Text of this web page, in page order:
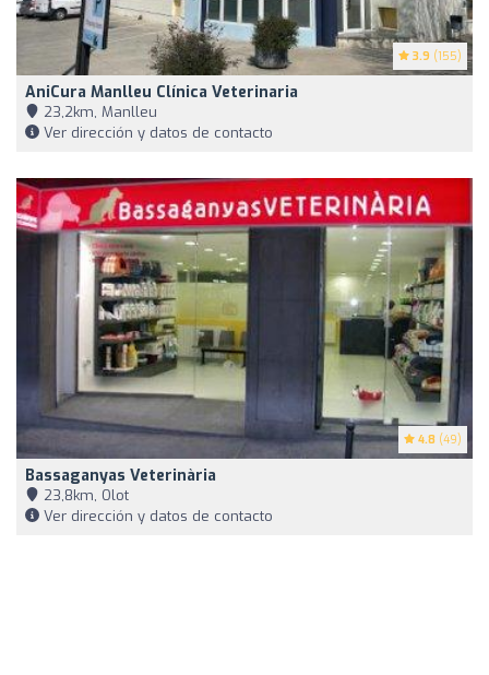
3.9 (155)
AniCura Manlleu Clínica Veterinaria
23,2km, Manlleu
Ver dirección y datos de contacto
4.8 (49)
Bassaganyas Veterinària
23,8km, Olot
Ver dirección y datos de contacto